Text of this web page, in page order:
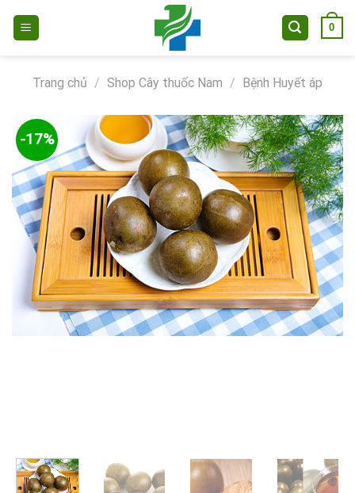
0
Trang chủ / Shop Cây thuốc Nam / Bệnh Huyết áp
-17%